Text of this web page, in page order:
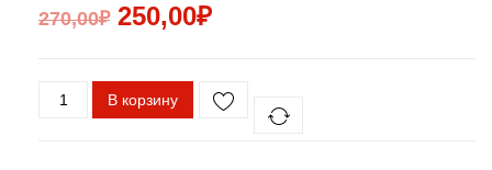
270,00₽ 250,00₽
Количество
товара
В корзину